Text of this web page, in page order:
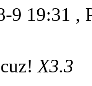
9 19:31 ,
X3.3